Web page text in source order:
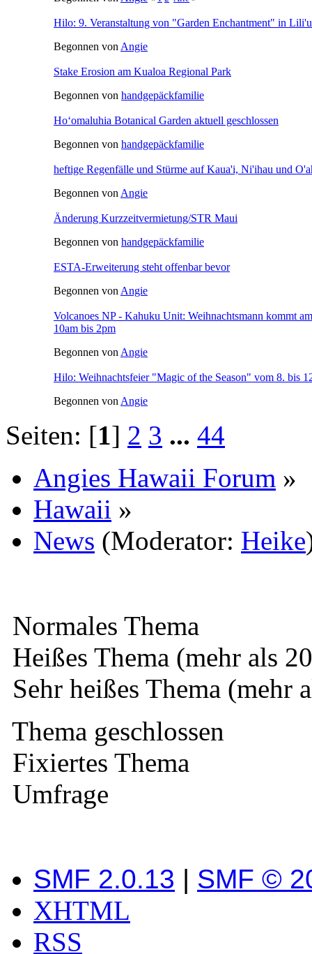
Hilo: 9. Veranstaltung von "Garden Enchantment" in
Begonnen von Angie
Stake Erosion am Kualoa Regional Park
Begonnen von handgepäckfamilie
Hoʻomaluhia Botanical Garden aktuell geschlossen
Begonnen von handgepäckfamilie
heftige Regenfälle und Stürme auf Kaua'i, Ni'ihau und
Begonnen von Angie
Änderung Kurzzeitvermietung/STR Maui
Begonnen von handgepäckfamilie
ESTA-Erweiterung steht offenbar bevor
Begonnen von Angie
Volcanoes NP - Kahuku Unit: Weihnachtsmann kommt
10am bis 2pm
Begonnen von Angie
Hilo: Weihnachtsfeier "Magic of the Season" vom 8. bis
Begonnen von Angie
Seiten: [1] 2 3 ... 44
Angies Hawaii Forum »
Hawaii »
News (Moderator: Heike
Normales Thema
Heißes Thema (mehr als
Sehr heißes Thema (mehr
Thema geschlossen
Fixiertes Thema
Umfrage
SMF 2.0.13 | SMF ©
XHTML
RSS